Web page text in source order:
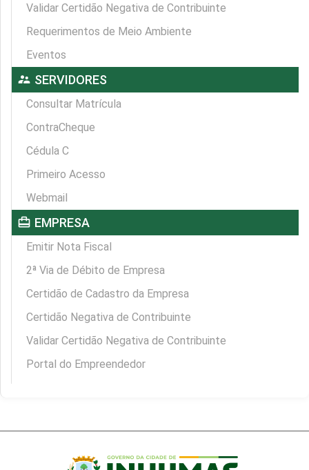
Validar Certidão Negativa de Contribuinte
Requerimentos de Meio Ambiente
Eventos
supervisor_account SERVIDORES
Consultar Matrícula
ContraCheque
Cédula C
Primeiro Acesso
Webmail
card_travel EMPRESA
Emitir Nota Fiscal
2ª Via de Débito de Empresa
Certidão de Cadastro da Empresa
Certidão Negativa de Contribuinte
Validar Certidão Negativa de Contribuinte
Portal do Empreendedor